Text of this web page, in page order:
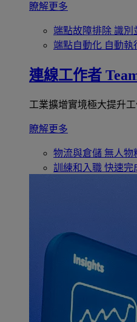
瞭解更多
端點故障排除 識別
端點自動化 自動執
連線工作者
工業擴增實境極大提升工
瞭解更多
物流與倉儲 無人物
訓練和入職 快速完